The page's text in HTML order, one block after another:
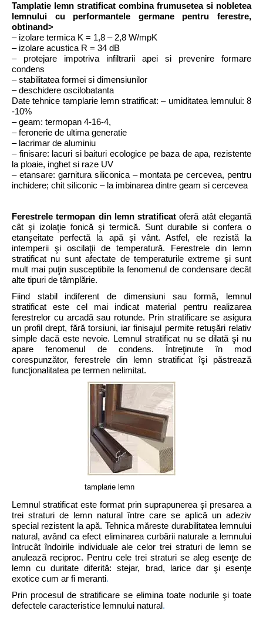
Tamplatie lemn stratificat combina frumusetea si nobletea
lemnului cu performantele germane pentru ferestre,
obtinand>
– izolare termica K = 1,8 – 2,8 W/mpK
– izolare acustica R = 34 dB
– protejare impotriva infiltrarii apei si prevenire formare
condens
– stabilitatea formei si dimensiunilor
– deschidere oscilobatanta
Date tehnice tamplarie lemn stratificat: – umiditatea lemnului: 8
-10%
– geam: termopan 4-16-4,
– feronerie de ultima generatie
– lacrimar de aluminiu
– finisare: lacuri si baituri ecologice pe baza de apa, rezistente
la ploaie, inghet si raze UV
– etansare: garnitura siliconica – montata pe cercevea, pentru
inchidere; chit siliconic – la imbinarea dintre geam si cercevea
Ferestrele termopan din lemn stratificat oferă atât elegantă
cât şi izolaţie fonică şi termică. Sunt durabile si confera o
etanşeitate perfectă la apă şi vânt. Astfel, ele rezistă la
intemperii şi oscilaţii de temperatură. Ferestrele din lemn
stratificat nu sunt afectate de temperaturile extreme şi sunt
mult mai puţin susceptibile la fenomenul de condensare decât
alte tipuri de tâmplărie.
Fiind stabil indiferent de dimensiuni sau formă, lemnul
stratificat este cel mai indicat material pentru realizarea
ferestrelor cu arcadă sau rotunde. Prin stratificare se asigura
un profil drept, fără torsiuni, iar finisajul permite retuşări relativ
simple dacă este nevoie. Lemnul stratificat nu se dilată şi nu
apare fenomenul de condens. Întreţinute în mod
corespunzător, ferestrele din lemn stratificat îşi păstrează
funcţionalitatea pe termen nelimitat.
tamplarie lemn
Lemnul stratificat este format prin suprapunerea şi presarea a
trei straturi de lemn natural între care se aplică un adeziv
special rezistent la apă. Tehnica măreste durabilitatea lemnului
natural, având ca efect eliminarea curbării naturale a lemnului
întrucât îndoirile individuale ale celor trei straturi de lemn se
anulează reciproc. Pentru cele trei straturi se aleg esenţe de
lemn cu duritate diferită: stejar, brad, larice dar şi esenţe
exotice cum ar fi meranti.
Prin procesul de stratificare se elimina toate nodurile şi toate
defectele caracteristice lemnului natural.